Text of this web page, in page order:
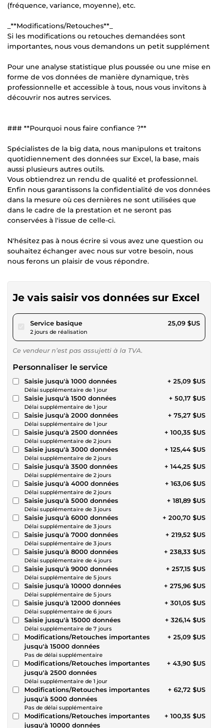
(fréquence, variance, moyenne), etc.
_**Modifications/Retouches**_
Si les modifications ou retouches demandées sont
importantes, nous vous demandons un petit supplément
Pour une analyse statistique plus poussée ou une mise en
forme de vos données de manière dynamique, très
professionnelle et accessible à tous, nous vous invitons à
découvrir nos autres services.
### **Pourquoi nous faire confiance ?**
Spécialistes de la big data, nous manipulons et traitons
quotidiennement des données sur Excel, la base, mais
aussi plusieurs autres outils.
Vous obtiendrez un rendu de qualité et professionnel.
Enfin nous garantissons la confidentialité de vos données
dans la mesure où ces dernières ne sont utilisées que
dans le cadre de la prestation et ne seront pas
conservées à l'issue de celle-ci.
N'hésitez pas à nous écrire si vous avez une question ou
souhaitez échanger avec nous sur votre besoin, nous
nous ferons un plaisir de vous répondre.
Je vais saisir vos données sur Excel
Service basiquepour 23,12 $US
2 jours de réalisation
25,09 $US
Ce vendeur n’est pas assujetti à la TVA.
Personnaliser le service
Saisie jusqu'à 1000 données
Délai supplémentaire de 1 jour
+ 25,09 $US
Saisie jusqu'à 1500 données
Délai supplémentaire de 1 jour
+ 50,17 $US
Saisie jusqu'à 2000 données
Délai supplémentaire de 1 jour
+ 75,27 $US
Saisie jusqu'à 2500 données
Délai supplémentaire de 2 jours
+ 100,35 $US
Saisie jusqu'à 3000 données
Délai supplémentaire de 2 jours
+ 125,44 $US
Saisie jusqu'à 3500 données
Délai supplémentaire de 2 jours
+ 144,25 $US
Saisie jusqu'à 4000 données
Délai supplémentaire de 2 jours
+ 163,06 $US
Saisie jusqu'à 5000 données
Délai supplémentaire de 3 jours
+ 181,89 $US
Saisie jusqu'à 6000 données
Délai supplémentaire de 3 jours
+ 200,70 $US
Saisie jusqu'à 7000 données
Délai supplémentaire de 3 jours
+ 219,52 $US
Saisie jusqu'à 8000 données
Délai supplémentaire de 4 jours
+ 238,33 $US
Saisie jusqu'à 9000 données
Délai supplémentaire de 5 jours
+ 257,15 $US
Saisie jusqu'à 10000 données
Délai supplémentaire de 5 jours
+ 275,96 $US
Saisie jusqu'à 12000 données
Délai supplémentaire de 6 jours
+ 301,05 $US
Saisie jusqu'à 15000 données
Délai supplémentaire de 7 jours
+ 326,14 $US
Modifications/Retouches importantes
jusqu'à 15000 données
Pas de délai supplémentaire
+ 25,09 $US
Modifications/Retouches importantes
jusqu'à 2500 données
Délai supplémentaire de 1 jour
+ 43,90 $US
Modifications/Retouches importantes
jusqu'à 5000 données
Pas de délai supplémentaire
+ 62,72 $US
Modifications/Retouches importantes
jusqu'à 10000 données
+ 100,35 $US